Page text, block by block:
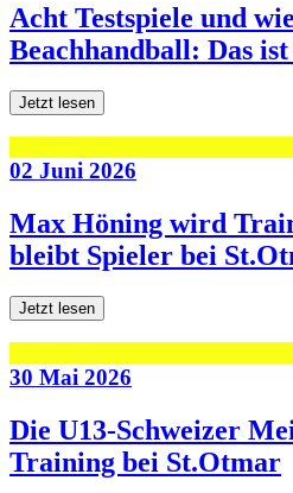
Acht Testspiele und
Beachhandball: Das
Jetzt lesen
02 Juni 2026
Max Höning wird
bleibt Spieler bei
Jetzt lesen
30 Mai 2026
Die U13-Schweizer
Training bei St.Otmar